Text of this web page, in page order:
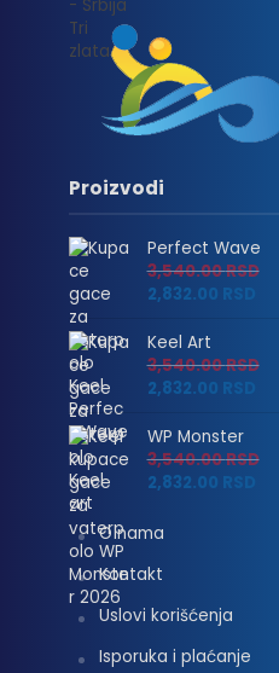
Proizvodi
Perfect Wave
3,540.00RSD
2,832.00 RSD
Keel Art
3,540.00RSD
2,832.00 RSD
WP Monster
3,540.00RSD
2,832.00 RSD
O nama
Kontakt
Uslovi korišćenja
Isporuka i plaćanje